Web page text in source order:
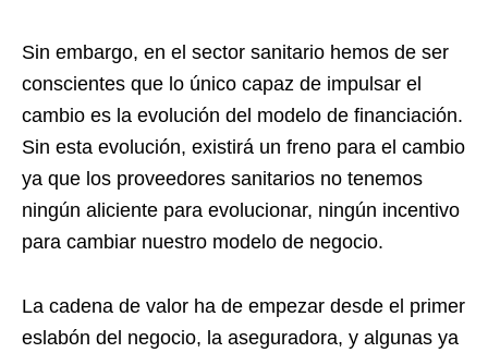
Sin embargo, en el sector sanitario hemos de ser
conscientes que lo único capaz de impulsar el
cambio es la evolución del modelo de financiación.
Sin esta evolución, existirá un freno para el cambio
ya que los proveedores sanitarios no tenemos
ningún aliciente para evolucionar, ningún incentivo
para cambiar nuestro modelo de negocio.
La cadena de valor ha de empezar desde el primer
eslabón del negocio, la aseguradora, y algunas ya